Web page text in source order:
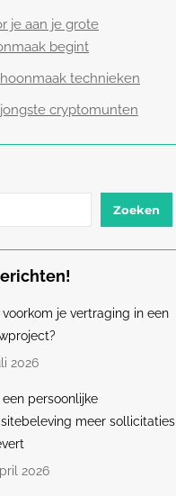
je aan je grote
begint
technieken
cryptomunten
Zoeken
voorkom je vertraging in een
2026
een persoonlijke
meer sollicitaties
2026